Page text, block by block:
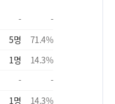
-
-
5명 71.4%
1명 14.3%
-
-
1명 14.3%